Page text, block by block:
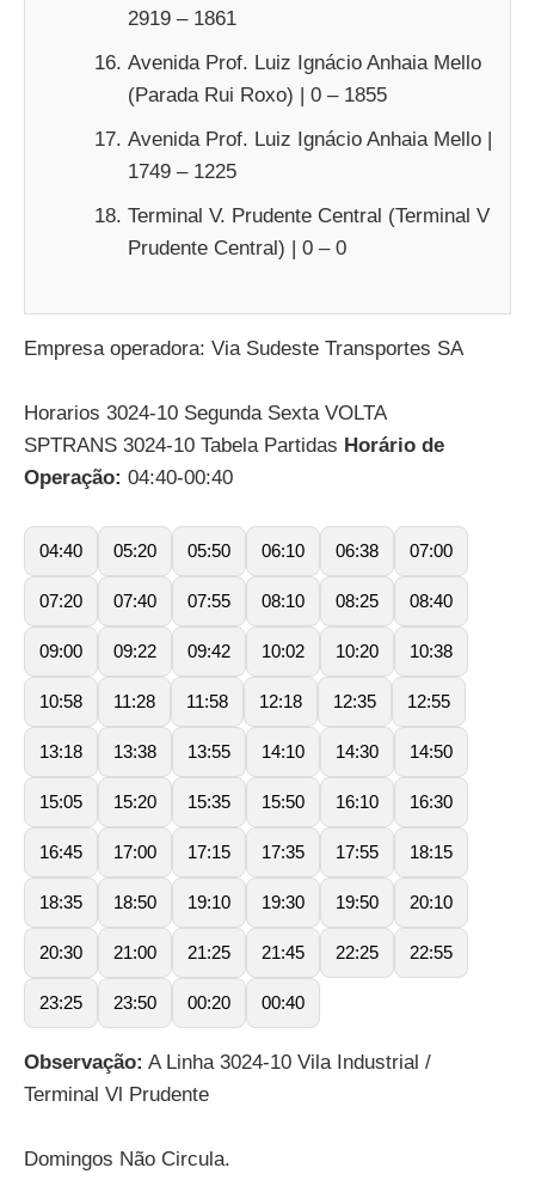
2919 – 1861
Avenida Prof. Luiz Ignácio Anhaia Mello
(Parada Rui Roxo) | 0 – 1855
Avenida Prof. Luiz Ignácio Anhaia Mello |
1749 – 1225
Terminal V. Prudente Central (Terminal V
Prudente Central) | 0 – 0
Empresa operadora: Via Sudeste Transportes SA
Horarios 3024-10 Segunda Sexta VOLTA
SPTRANS 3024-10 Tabela Partidas Horário de
Operação: 04:40-00:40
04:40 05:20 05:50 06:10 06:38 07:00
07:20 07:40 07:55 08:10 08:25 08:40
09:00 09:22 09:42 10:02 10:20 10:38
10:58 11:28 11:58 12:18 12:35 12:55
13:18 13:38 13:55 14:10 14:30 14:50
15:05 15:20 15:35 15:50 16:10 16:30
16:45 17:00 17:15 17:35 17:55 18:15
18:35 18:50 19:10 19:30 19:50 20:10
20:30 21:00 21:25 21:45 22:25 22:55
23:25 23:50 00:20 00:40
Observação: A Linha 3024-10 Vila Industrial /
Terminal Vl Prudente
Domingos Não Circula.